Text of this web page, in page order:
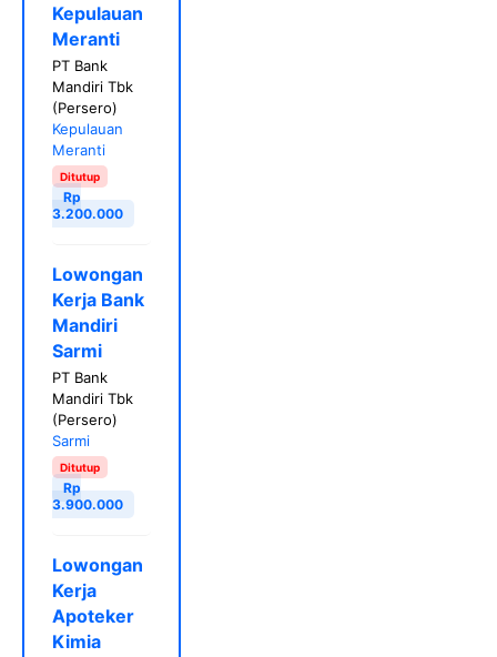
Kepulauan
Meranti
PT Bank
Mandiri Tbk
(Persero)
Kepulauan
Meranti
Ditutup
Rp
3.200.000
Lowongan
Kerja Bank
Mandiri
Sarmi
PT Bank
Mandiri Tbk
(Persero)
Sarmi
Ditutup
Rp
3.900.000
Lowongan
Kerja
Apoteker
Kimia